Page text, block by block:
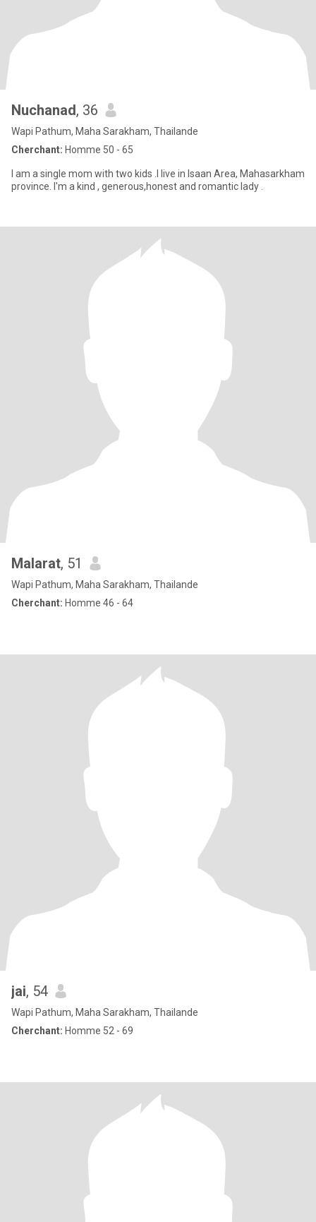
Nuchanad, 36
Wapi Pathum, Maha Sarakham, Thailande
Cherchant: Homme 50 - 65
I am a single mom with two kids .I live in Isaan Area, Mahasarkham
province. I'm a kind , generous,honest and romantic lady .
Malarat, 51
Wapi Pathum, Maha Sarakham, Thailande
Cherchant: Homme 46 - 64
jai, 54
Wapi Pathum, Maha Sarakham, Thailande
Cherchant: Homme 52 - 69